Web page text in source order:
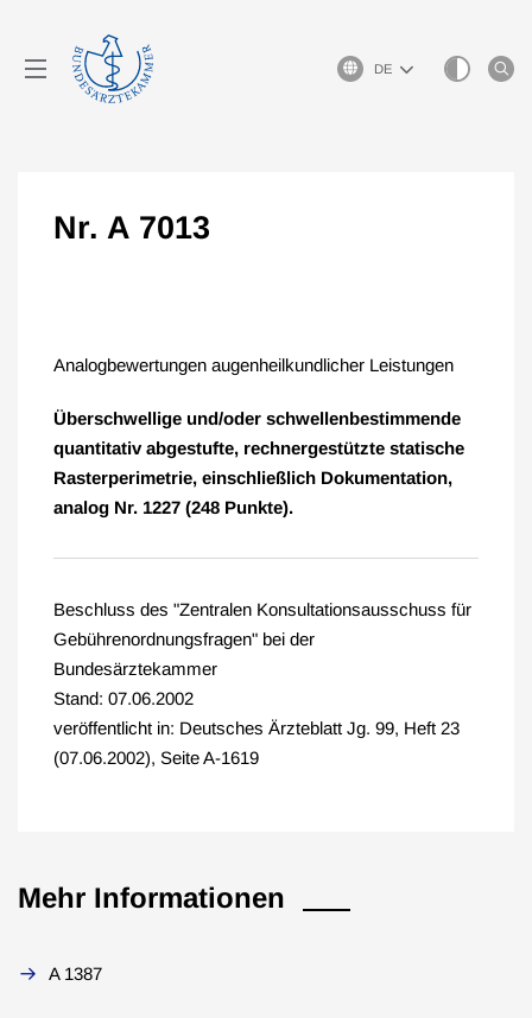
Sprachauswahl
Nr. A 7013
Analogbewertungen augenheilkundlicher Leistungen
Überschwellige und/oder schwellenbestimmende
quantitativ abgestufte, rechnergestützte statische
Rasterperimetrie, einschließlich Dokumentation,
analog Nr. 1227 (248 Punkte).
Beschluss des "Zentralen Konsultationsausschuss für
Gebührenordnungsfragen" bei der
Bundesärztekammer
Stand: 07.06.2002
veröffentlicht in: Deutsches Ärzteblatt Jg. 99, Heft 23
(07.06.2002), Seite A-1619
Mehr Informationen
A 1387